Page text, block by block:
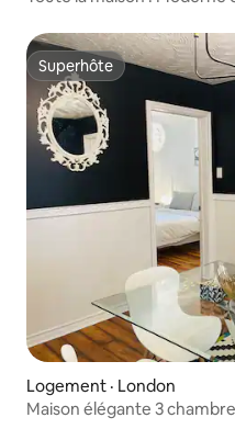
Superhôte
Superhôte
Logement · London
Maison élégante 3